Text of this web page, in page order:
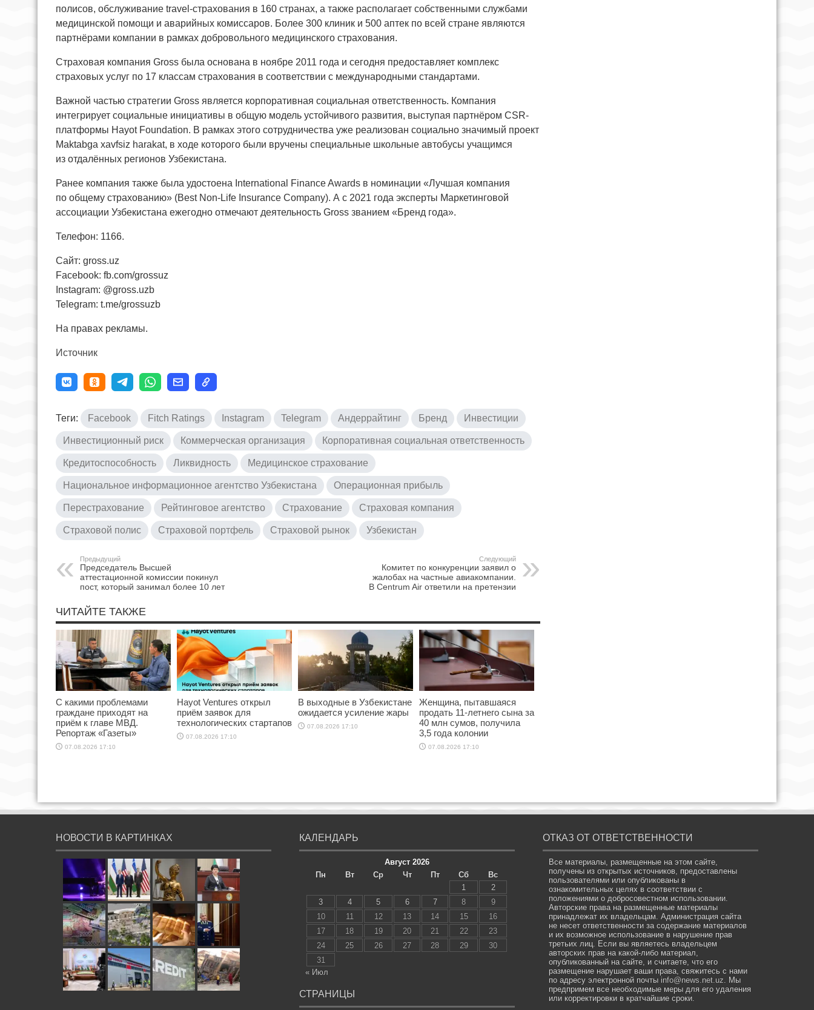
полисов, обслуживание travel-страхования в 160 странах, а также располагает собственными службами
медицинской помощи и аварийных комиссаров. Более 300 клиник и 500 аптек по всей стране являются
партнёрами компании в рамках добровольного медицинского страхования.
Страховая компания Gross была основана в ноябре 2011 года и сегодня предоставляет комплекс
страховых услуг по 17 классам страхования в соответствии с международными стандартами.
Важной частью стратегии Gross является корпоративная социальная ответственность. Компания
интегрирует социальные инициативы в общую модель устойчивого развития, выступая партнёром CSR-
платформы Hayot Foundation. В рамках этого сотрудничества уже реализован социально значимый проект
Maktabga xavfsiz harakat, в ходе которого были вручены специальные школьные автобусы учащимся
из отдалённых регионов Узбекистана.
Ранее компания также была удостоена International Finance Awards в номинации «Лучшая компания
по общему страхованию» (Best Non-Life Insurance Company). А с 2021 года эксперты Маркетинговой
ассоциации Узбекистана ежегодно отмечают деятельность Gross званием «Бренд года».
Телефон: 1166.
Сайт: gross.uz
Facebook: fb.com/grossuz
Instagram: @gross.uzb
Telegram: t.me/grossuzb
На правах рекламы.
Источник
Теги: Facebook Fitch Ratings Instagram Telegram Андеррайтинг Бренд Инвестиции
Инвестиционный риск Коммерческая организация Корпоративная социальная ответственность
Кредитоспособность Ликвидность Медицинское страхование
Национальное информационное агентство Узбекистана Операционная прибыль
Перестрахование Рейтинговое агентство Страхование Страховая компания
Страховой полис Страховой портфель Страховой рынок Узбекистан
Предыдущий
Председатель Высшей
аттестационной комиссии покинул
пост, который занимал более 10 лет
Следующий
Комитет по конкуренции заявил о
жалобах на частные авиакомпании.
В Centrum Air ответили на претензии
ЧИТАЙТЕ ТАКЖЕ
С какими проблемами
граждане приходят на
приём к главе МВД.
Репортаж «Газеты»
07.08.2026 17:10
Hayot Ventures открыл
приём заявок для
технологических стартапов
07.08.2026 17:10
В выходные в Узбекистане
ожидается усиление жары
07.08.2026 17:10
Женщина, пытавшаяся
продать 11-летнего сына за
40 млн сумов, получила
3,5 года колонии
07.08.2026 17:10
НОВОСТИ В КАРТИНКАХ КАЛЕНДАРЬ
Август 2026
Пн
Вт Ср Чт Пт Сб
Вс
1
2
3
4 5 6 7 8
9
10
11 12 13 14 15
16
17
18 19 20 21 22
23
24
25 26 27 28 29
30
31
« Июл
СТРАНИЦЫ
ОТКАЗ ОТ ОТВЕТСТВЕННОСТИ
Все материалы, размещенные на этом сайте,
получены из открытых источников, предоставлены
пользователями или опубликованы в
ознакомительных целях в соответствии с
положениями о добросовестном использовании.
Авторские права на размещенные материалы
принадлежат их владельцам. Администрация сайта
не несет ответственности за содержание материалов
и их возможное использование в нарушение прав
третьих лиц. Если вы являетесь владельцем
авторских прав на какой-либо материал,
опубликованный на сайте, и считаете, что его
размещение нарушает ваши права, свяжитесь с нами
по адресу электронной почты info@news.net.uz . Мы
предпримем все необходимые меры для его удаления
или корректировки в кратчайшие сроки.